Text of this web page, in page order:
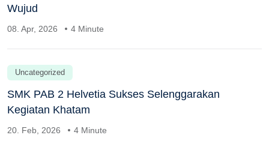
Wujud
08. Apr, 2026 4 Minute
Uncategorized
SMK PAB 2 Helvetia Sukses Selenggarakan
Kegiatan Khatam
20. Feb, 2026 4 Minute